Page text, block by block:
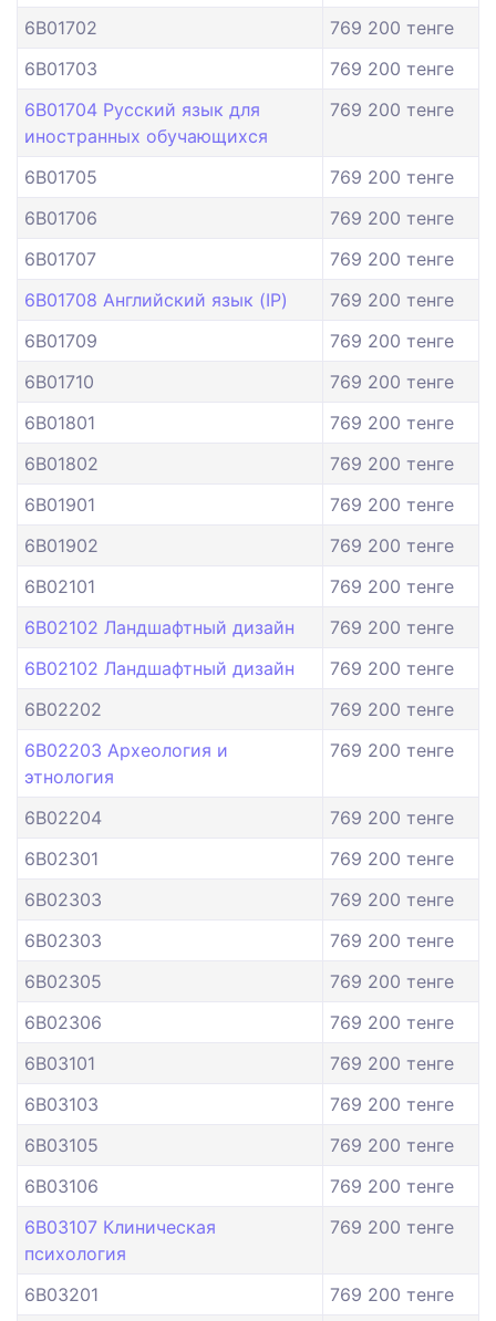
6B01702
769 200 тенге
6B01703
769 200 тенге
6B01704 Русский язык для
иностранных обучающихся
769 200 тенге
6B01705
769 200 тенге
6B01706
769 200 тенге
6B01707
769 200 тенге
6B01708 Английский язык (IP)
769 200 тенге
6B01709
769 200 тенге
6B01710
769 200 тенге
6B01801
769 200 тенге
6B01802
769 200 тенге
6B01901
769 200 тенге
6B01902
769 200 тенге
6B02101
769 200 тенге
6B02102 Ландшафтный дизайн
769 200 тенге
6B02102 Ландшафтный дизайн
769 200 тенге
6B02202
769 200 тенге
6B02203 Археология и
этнология
769 200 тенге
6B02204
769 200 тенге
6B02301
769 200 тенге
6B02303
769 200 тенге
6B02303
769 200 тенге
6B02305
769 200 тенге
6B02306
769 200 тенге
6B03101
769 200 тенге
6B03103
769 200 тенге
6B03105
769 200 тенге
6B03106
769 200 тенге
6B03107 Клиническая
психология
769 200 тенге
6B03201 769 200 тенге